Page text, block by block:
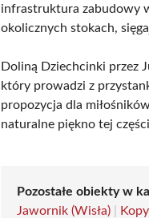
infrastruktura zabudowy
okolicznych stokach,
Doliną Dziechcinki przez
który prowadzi z
propozycja dla
naturalne piękno tej
Pozostałe obiekty w
Jawornik (Wisła)